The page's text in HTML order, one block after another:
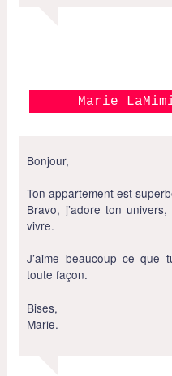
Marie
Bonjour,
Ton appartement est
Bravo, j’adore ton
vivre.
J’aime beaucoup ce que
toute façon.
Bises,
Marie.